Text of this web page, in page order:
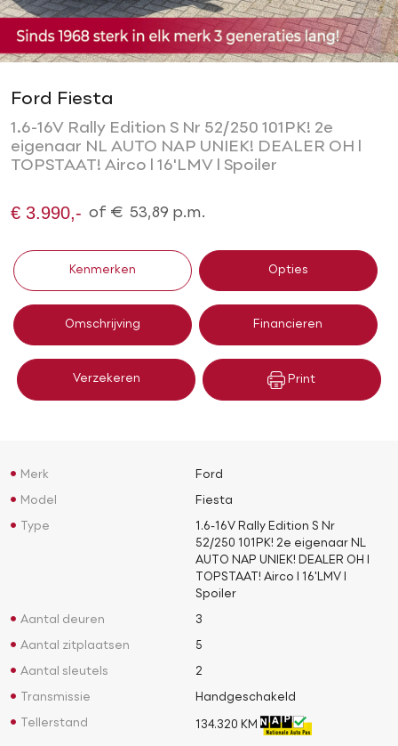
Ford Fiesta
1.6-16V Rally Edition S Nr 52/250 101PK! 2e
eigenaar NL AUTO NAP UNIEK! DEALER OH l
TOPSTAAT! Airco l 16'LMV l Spoiler
€ 3.990,- of € 53,89 p.m.
Kenmerken Opties
Omschrijving Financieren
Verzekeren Print
Merk Ford
Model Fiesta
Type
1.6-16V Rally Edition S Nr
52/250 101PK! 2e eigenaar NL
AUTO NAP UNIEK! DEALER OH l
TOPSTAAT! Airco l 16'LMV l
Spoiler
Aantal deuren 3
Aantal zitplaatsen 5
Aantal sleutels 2
Transmissie Handgeschakeld
Tellerstand 134.320 KM